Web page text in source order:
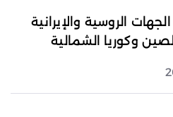
الروسية والإيرانية
وكوريا الشمالية